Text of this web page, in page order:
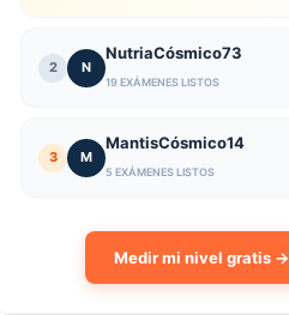
2 N
NutriaCósmico73
19 EXÁMENES LISTOS
3 M
MantisCósmico14
5 EXÁMENES LISTOS
Medir mi nivel gratis →